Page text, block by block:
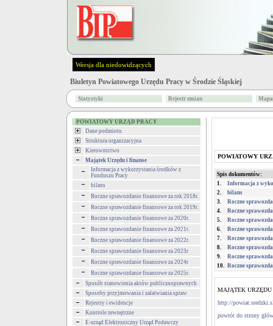
Wersja dla niedowidzących
Biuletyn Powiatowego Urzędu Pracy w Środzie Śląskiej
Statystyki Rejestr zmian
POWIATOWY URZĄD PRACY
Dane podmiotu
Struktura organizacyjna
Kierownictwo
Majątek Urzędu i finanse
Informacja z wykorzystania środków z
Funduszu Pracy
bilans
Roczne sprawozdanie finansowe za rok 2018r.
Roczne sprawozdanie finansowe za rok 2019r.
Roczne sprawozdanie finansowe za 2020r.
Roczne sprawozdanie finansowe za 2021r.
Roczne sprawozdanie finansowe za 2022r.
Roczne sprawozdanie finansowe za 2023r
Roczne sprawozdanie finansowe za 2024r
Roczne sprawozdanie finansowe za 2025r.
Sposób stanowienia aktów publicznoprawnych
Sposoby przyjmowania i załatwiania spraw
Rejestry i ewidencje
Kontrole zewnętrzne
E-urząd Elektroniczny Urząd Podawczy
POWIATOWY
Spis dokumentów:
1.
Informacja z
2.
bilans
3.
Roczne
4.
Roczne
5.
Roczne
6.
Roczne
7.
Roczne
8.
Roczne
9.
Roczne
10. Roczne
MAJĄTEK URZĘDU
http://
powrót do strony